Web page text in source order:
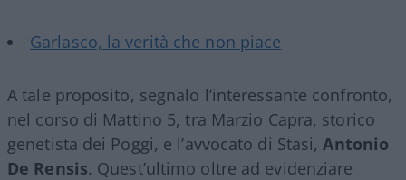
Garlasco, la verità che non piace
A tale proposito, segnalo l’interessante confronto,
nel corso di Mattino 5, tra Marzio Capra, storico
genetista dei Poggi, e l’avvocato di Stasi,Antonio
De Rensis. Quest’ultimo oltre ad evidenziare